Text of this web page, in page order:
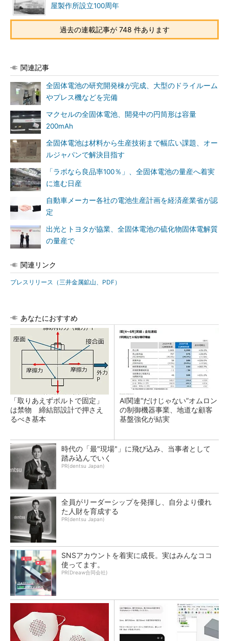
屋製作所設立100周年
過去の連載記事が 748 件あります
関連記事
全固体電池の研究開発棟が完成、大型のドライルーム
やプレス機などを完備
マクセルの全固体電池、開発中の円筒形は容量
200mAh
全固体電池は材料から生産技術まで幅広い課題、オー
ルジャパンで解決目指す
「ラボなら良品率100％」、全固体電池の量産へ着実
に進む日産
自動車メーカー各社の電池生産計画を経済産業省が認
定
出光とトヨタが協業、全固体電池の硫化物固体電解質
の量産で
関連リンク
プレスリリース（三井金属鉱山、PDF）
あなたにおすすめ
「取りあえずボルトで固定」
は禁物 締結部設計で押さえ
るべき基本
AI関連“だけじゃない”オムロン
の制御機器事業、地道な顧客
基盤強化が結実
時代の「最"現場"」に飛び込み、当事者として
踏み込んでいく
PR(dentsu Japan)
全員がリーダーシップを発揮し、自分より優れ
た人財を育成する
PR(dentsu Japan)
SNSアカウントを着実に成長。実はみんなココ
使ってます。
PR(Dreaw合同会社)